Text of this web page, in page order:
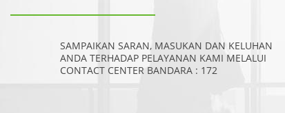
SAMPAIKAN SARAN, MASUKAN DAN KELUHAN
ANDA TERHADAP PELAYANAN KAMI MELALUI
CONTACT CENTER BANDARA : 172